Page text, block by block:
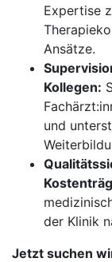
Expertise
Ansätze.
Kollegen:
und
der Klinik
Jetzt suchen